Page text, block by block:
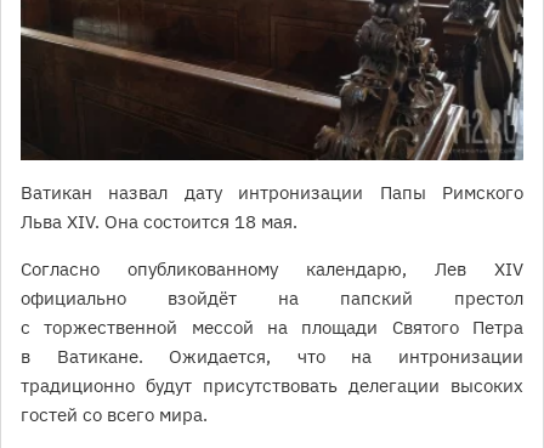
Ватикан назвал дату интронизации Папы Римского
Льва XIV. Она состоится 18 мая.
Согласно опубликованному календарю, Лев XIV
официально взойдёт на папский престол
с торжественной мессой на площади Святого Петра
в Ватикане. Ожидается, что на интронизации
традиционно будут присутствовать делегации высоких
гостей со всего мира.